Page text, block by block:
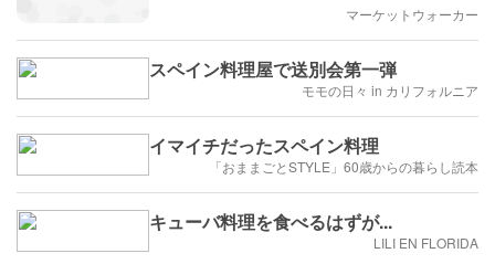
マーケットウォーカー
スペイン料理屋で送別会第一弾
モモの日々 in カリフォルニア
イマイチだったスペイン料理
「おままごとSTYLE」60歳からの暮らし読本
キューバ料理を食べるはずが...
LILI EN FLORIDA